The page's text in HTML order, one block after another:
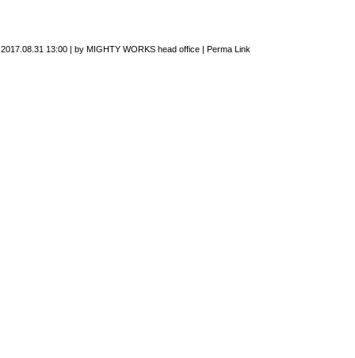
2017.08.31 13:00 | by MIGHTY WORKS head office | Perma Link